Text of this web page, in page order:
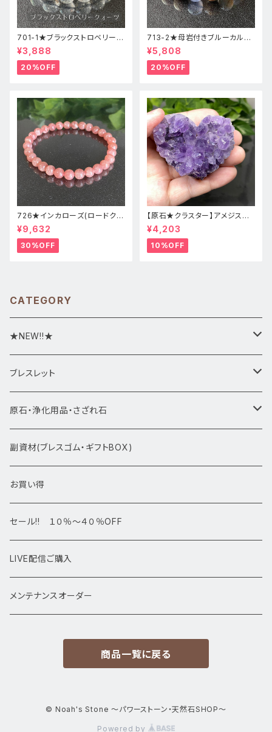
701-1★ブラックストロベリーク
ォーツ【高品質】天然石ブレスレ
ッパワーストーン
¥3,888
20%OFF
713-2★母岩付きブルーカルセ
ドニー【高品質】天然石ブレスレ
ットパワーストーン
¥5,808
20%OFF
726★インカローズ(ロードクロ
サイト)★天然石ブレスレット新
品
¥9,632
30%OFF
【原石★クラスター】アメジスト
★ハート形★cp-071天然石パ
ワーストーン★インテリア置物
¥4,203
10%OFF
CATEGORY
★NEW!!★
★新入荷1/28~
ブレスレット
ブレスレット1点物
アマビエシリーズ
デザインブレス
高級・高品質ブレスレット
サイズ
13㎜以上
原石・浄化用品・さざれ石
浄化さざれ石
ポイント・タワー・タンブル
スフィア 丸玉
置物
原石・クラスター
副資材(ブレスゴム・ギフトBOX)
お買い得
セール!! １０％～４０％OFF
LIVE配信ご購入
メンテナンスオーダー
商品一覧に戻る
© Noah's Stone ～パワーストーン・天然石SHOP～
Powered by